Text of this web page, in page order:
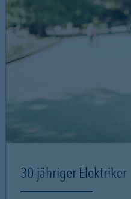
30-jähriger Elektriker